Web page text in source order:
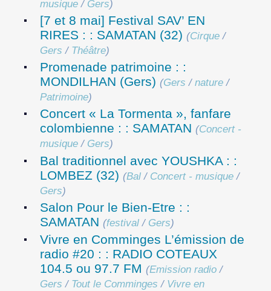
musique / Gers)
[7 et 8 mai] Festival SAV’ EN
RIRES : : SAMATAN (32) (Cirque /
Gers / Théâtre)
Promenade patrimoine : :
MONDILHAN (Gers) (Gers / nature /
Patrimoine)
Concert « La Tormenta », fanfare
colombienne : : SAMATAN (Concert -
musique / Gers)
Bal traditionnel avec YOUSHKA : :
LOMBEZ (32) (Bal / Concert - musique /
Gers)
Salon Pour le Bien-Etre : :
SAMATAN (festival / Gers)
Vivre en Comminges L’émission de
radio #20 : : RADIO COTEAUX
104.5 ou 97.7 FM (Emission radio /
Gers / Tout le Comminges / Vivre en